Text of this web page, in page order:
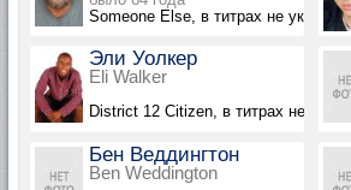
Someone Else, в титрах не указан
Эли Уолкер
Eli Walker
District 12 Citizen, в титрах не указан
Бен Веддингтон
Ben Weddington